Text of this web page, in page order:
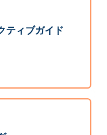
ティブガイド